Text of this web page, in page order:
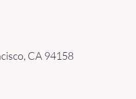
CA 94158